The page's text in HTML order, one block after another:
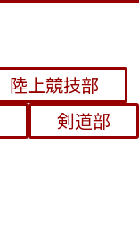
陸上競技部
剣道部